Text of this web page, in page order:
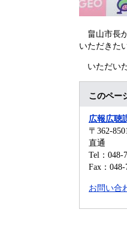
畠山市長
いただきた
いただい
このペー
広報広聴
〒362-
直通
Tel：048-
Fax：048-
お問い合